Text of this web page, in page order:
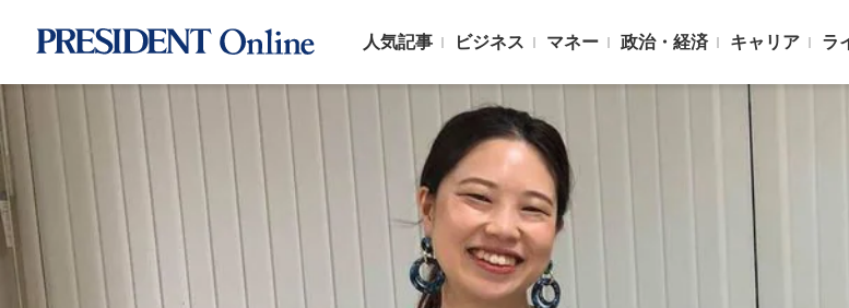
人気記事 ビジネス マネー 政治・経済 キャリア ラ